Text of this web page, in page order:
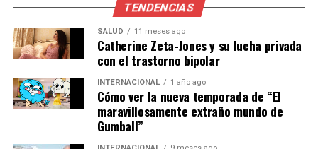
Internet de las Cosas (IoT) y el blockchain sean áreas de
desarrollo cruciales en la próxima década.
El desafío para los líderes mundiales será equilibrar el
Comisión Europea ha propuesto regulaciones para
garantizar que la inteligencia artificial se desarrolle de
manera ética y responsable, protegiendo la privacidad y
los derechos de los ciudadanos.
TENDENCIAS
SALUD 11 meses ago
Catherine Zeta-Jones y su lucha privada
con el trastorno bipolar
INTERNACIONAL 1 año ago
Cómo ver la nueva temporada de “El
maravillosamente extraño mundo de
Gumball”